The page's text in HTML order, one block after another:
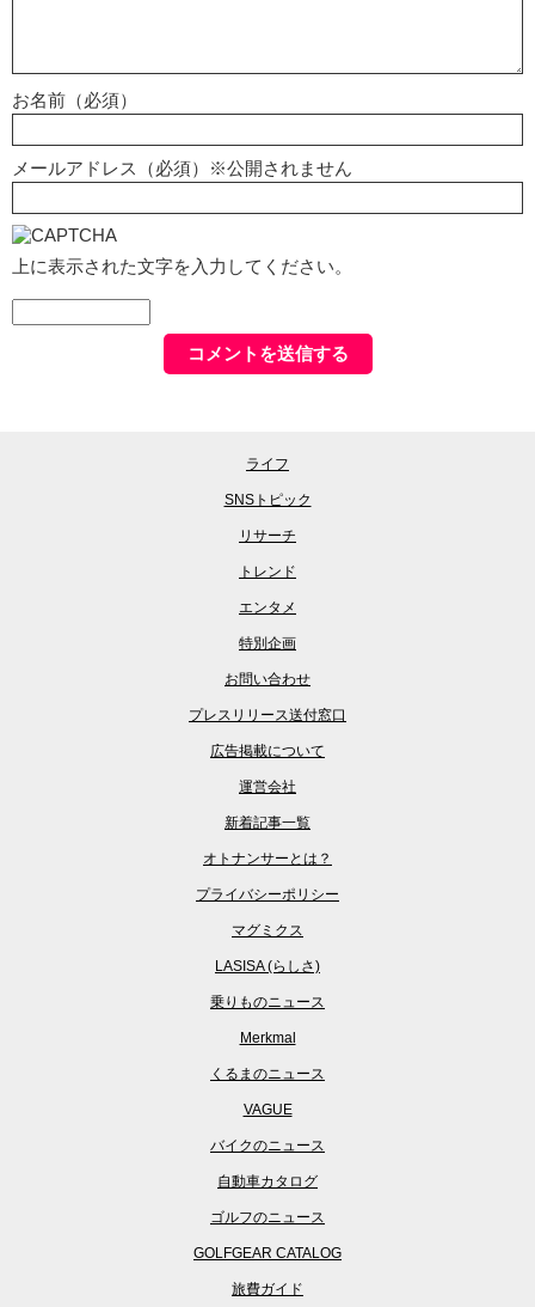
お名前（必須）
メールアドレス（必須）※公開されません
上に表示された文字を入力してください。
ライフ
SNSトピック
リサーチ
トレンド
エンタメ
特別企画
お問い合わせ
プレスリリース送付窓口
広告掲載について
運営会社
新着記事一覧
オトナンサーとは？
プライバシーポリシー
マグミクス
LASISA (らしさ)
乗りものニュース
Merkmal
くるまのニュース
VAGUE
バイクのニュース
自動車カタログ
ゴルフのニュース
GOLFGEAR CATALOG
旅費ガイド